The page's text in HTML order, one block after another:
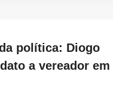
política: Diogo
a vereador em